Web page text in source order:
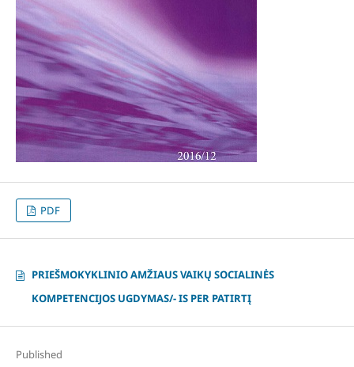
PDF
PRIEŠMOKYKLINIO AMŽIAUS VAIKŲ SOCIALINĖS
KOMPETENCIJOS UGDYMAS/- IS PER PATIRTĮ
Published